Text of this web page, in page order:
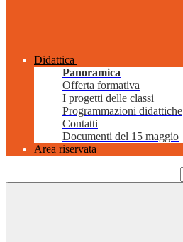
Didattica
Panoramica
Offerta formativa
I progetti delle classi
Programmazioni didattiche
Contatti
Documenti del 15 maggio
Area riservata